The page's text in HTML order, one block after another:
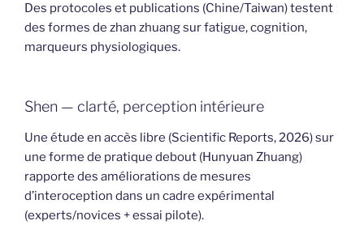
Des protocoles et publications (Chine/Taiwan) testent
des formes de zhan zhuang sur fatigue, cognition,
marqueurs physiologiques.
Shen — clarté, perception intérieure
Une étude en accès libre (Scientific Reports, 2026) sur
une forme de pratique debout (Hunyuan Zhuang)
rapporte des améliorations de mesures
d’interoception dans un cadre expérimental
(experts/novices + essai pilote).